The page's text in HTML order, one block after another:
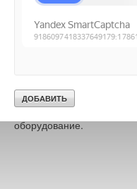
воздуха, а также
Сегодня COPA
алюминиевые радиаторы,
кондиционеры,
оборудование.